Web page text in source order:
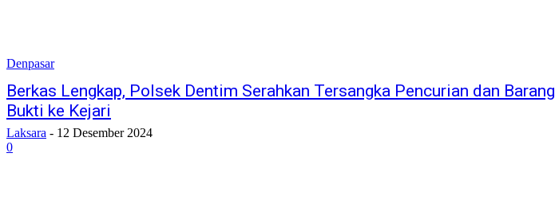
Denpasar
Berkas Lengkap, Polsek Dentim Serahkan Tersangka Pencurian dan Barang
Bukti ke Kejari
Laksara - 12 Desember 2024
0